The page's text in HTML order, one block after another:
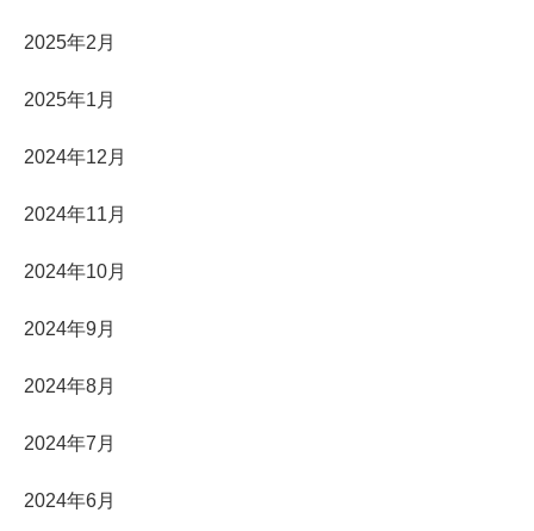
2025年2月
2025年1月
2024年12月
2024年11月
2024年10月
2024年9月
2024年8月
2024年7月
2024年6月